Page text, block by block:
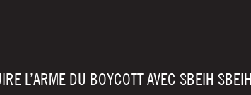
L’ARME DU BOYCOTT AVEC SBEIH